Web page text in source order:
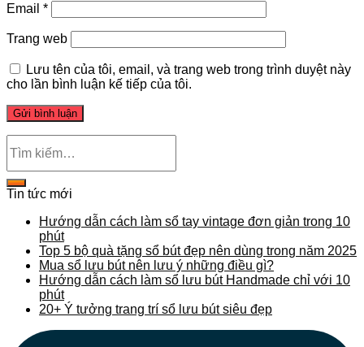
Email *
Trang web
Lưu tên của tôi, email, và trang web trong trình duyệt này
cho lần bình luận kế tiếp của tôi.
Tin tức mới
Hướng dẫn cách làm sổ tay vintage đơn giản trong 10
phút
Top 5 bộ quà tặng sổ bút đẹp nên dùng trong năm 2025
Mua sổ lưu bút nên lưu ý những điều gì?
Hướng dẫn cách làm sổ lưu bút Handmade chỉ với 10
phút
20+ Ý tưởng trang trí sổ lưu bút siêu đẹp